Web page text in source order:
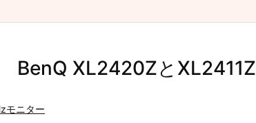
BenQ XL2420ZとXL2411Z
モニター